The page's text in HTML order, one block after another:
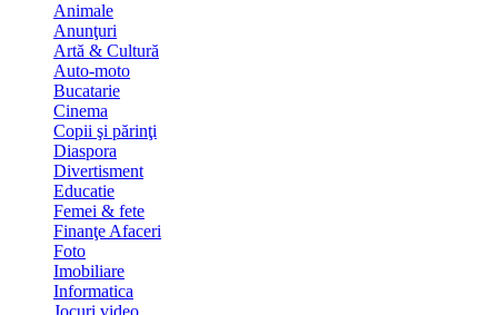
Animale
Anunţuri
Artă & Cultură
Auto-moto
Bucatarie
Cinema
Copii şi părinţi
Diaspora
Divertisment
Educatie
Femei & fete
Finanţe Afaceri
Foto
Imobiliare
Informatica